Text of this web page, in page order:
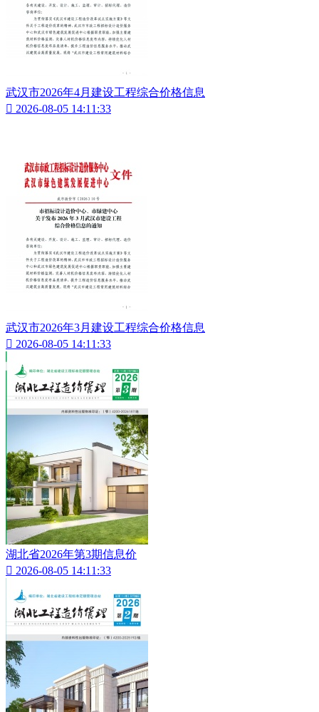
武汉市2026年4月建设工程综合价格信息
 2026-08-05 14:11:33
武汉市2026年3月建设工程综合价格信息
 2026-08-05 14:11:33
湖北省2026年第3期信息价
 2026-08-05 14:11:33